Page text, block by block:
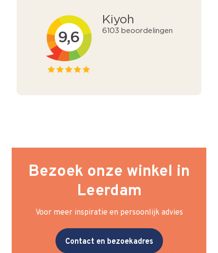
Bezoek onze winkel in
Leerdam
Voor meer inspiratie en persoonlijk advies
Contact en bezoekadres